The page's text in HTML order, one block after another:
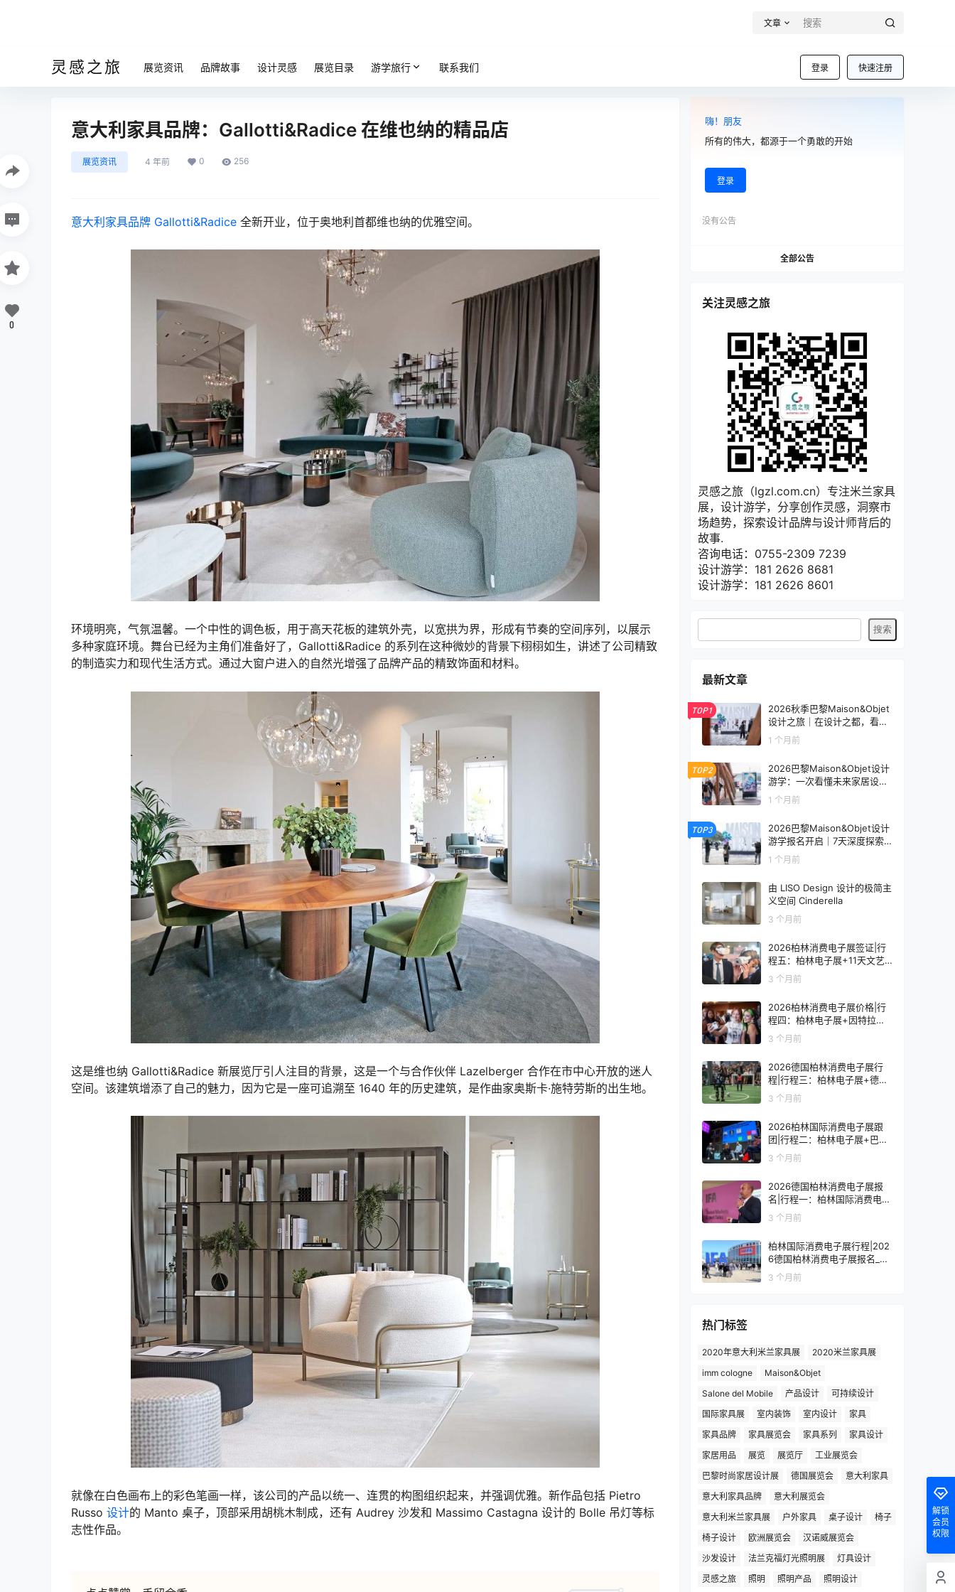
文章
灵感之旅 登录 快速注册
展览资讯 品牌故事 设计灵感 展览目录 游学旅行 联系我们
意大利家具品牌：Gallotti&Radice 在维也纳的精品店
展览资讯 4 年前 0 256
意大利家具品牌 Gallotti&Radice 全新开业，位于奥地利首都维也纳的优雅空间。
环境明亮，气氛温馨。一个中性的调色板，用于高天花板的建筑外壳，以宽拱为界，形成有节奏的空间序列，以展示
多种家庭环境。舞台已经为主角们准备好了，Gallotti&Radice 的系列在这种微妙的背景下栩栩如生，讲述了公司精致
的制造实力和现代生活方式。通过大窗户进入的自然光增强了品牌产品的精致饰面和材料。
这是维也纳 Gallotti&Radice 新展览厅引人注目的背景，这是一个与合作伙伴 Lazelberger 合作在市中心开放的迷人
空间。该建筑增添了自己的魅力，因为它是一座可追溯至 1640 年的历史建筑，是作曲家奥斯卡·施特劳斯的出生地。
就像在白色画布上的彩色笔画一样，该公司的产品以统一、连贯的构图组织起来，并强调优雅。新作品包括 Pietro
Russo 设计的 Manto 桌子，顶部采用胡桃木制成，还有 Audrey 沙发和 Massimo Castagna 设计的 Bolle 吊灯等标
志性作品。
0
嗨！朋友
所有的伟大，都源于一个勇敢的开始
登录
没有公告
全部公告
关注灵感之旅
灵感之旅（lgzl.com.cn）专注米兰家具
展，设计游学，分享创作灵感，洞察市
场趋势，探索设计品牌与设计师背后的
故事.
咨询电话：0755-2309 7239
设计游学：181 2626 8681
设计游学：181 2626 8601
最新文章
TOP1
2026秋季巴黎Maison&Objet
设计之旅｜在设计之都，看见
未来生活的模样
1 个月前
TOP2
2026巴黎Maison&Objet设计
游学：一次看懂未来家居设计
趋势
1 个月前
TOP3
2026巴黎Maison&Objet设计
游学报名开启｜7天深度探索
全球家居设计趋势
1 个月前
由 LISO Design 设计的极简主
义空间 Cinderella
3 个月前
2026柏林消费电子展签证|行
程五：柏林电子展+11天文艺
复兴之旅
3 个月前
2026柏林消费电子展价格|行
程四：柏林电子展+因特拉肯1
0天浪漫之旅
3 个月前
2026德国柏林消费电子展行
程|行程三：柏林电子展+德国
9天人文之旅
3 个月前
2026柏林国际消费电子展跟
团|行程二：柏林电子展+巴黎
8天艺术之旅
3 个月前
2026德国柏林消费电子展报
名|行程一：柏林国际消费电子
展观展7天
3 个月前
柏林国际消费电子展行程|202
6德国柏林消费电子展报名_价
格_门票_签证
3 个月前
热门标签
2020年意大利米兰家具展
2020米兰家具展
imm cologne
Maison&Objet
Salone del Mobile
产品设计
可持续设计
国际家具展
室内装饰 室内设计
家具
家具品牌
家具展览会 家具系列
家具设计
家居用品
展览 展览厅
工业展览会
巴黎时尚家居设计展
德国展览会
意大利家具
意大利家具品牌
意大利展览会
意大利米兰家具展
户外家具 桌子设计
椅子
椅子设计
欧洲展览会
汉诺威展览会
沙发设计
法兰克福灯光照明展
灯具设计
灵感之旅
照明 照明产品 照明设计
解锁
会员
权限